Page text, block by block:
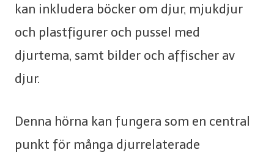
kan inkludera böcker om djur, mjukdjur
och plastfigurer och pussel med
djurtema, samt bilder och affischer av
djur.
Denna hörna kan fungera som en central
punkt för många djurrelaterade